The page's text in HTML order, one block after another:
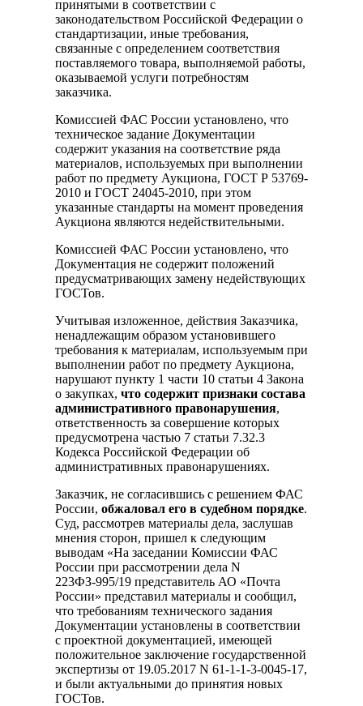
принятыми в соответствии с
законодательством Российской Федерации о
стандартизации, иные требования,
связанные с определением соответствия
поставляемого товара, выполняемой работы,
оказываемой услуги потребностям
заказчика.
Комиссией ФАС России установлено, что
техническое задание Документации
содержит указания на соответствие ряда
материалов, используемых при выполнении
работ по предмету Аукциона, ГОСТ Р 53769-
2010 и ГОСТ 24045-2010, при этом
указанные стандарты на момент проведения
Аукциона являются недействительными.
Комиссией ФАС России установлено, что
Документация не содержит положений
предусматривающих замену недействующих
ГОСТов.
Учитывая изложенное, действия Заказчика,
ненадлежащим образом установившего
требования к материалам, используемым при
выполнении работ по предмету Аукциона,
нарушают пункту 1 части 10 статьи 4 Закона
о закупках, что содержит признаки состава
административного правонарушения,
ответственность за совершение которых
предусмотрена частью 7 статьи 7.32.3
Кодекса Российской Федерации об
административных правонарушениях.
Заказчик, не согласившись с решением ФАС
России, обжаловал его в судебном порядке.
Суд, рассмотрев материалы дела, заслушав
мнения сторон, пришел к следующим
выводам «На заседании Комиссии ФАС
России при рассмотрении дела N
223ФЗ-995/19 представитель АО «Почта
России» представил материалы и сообщил,
что требованиям технического задания
Документации установлены в соответствии
с проектной документацией, имеющей
положительное заключение государственной
экспертизы от 19.05.2017 N 61-1-1-3-0045-17,
и были актуальными до принятия новых
ГОСТов.